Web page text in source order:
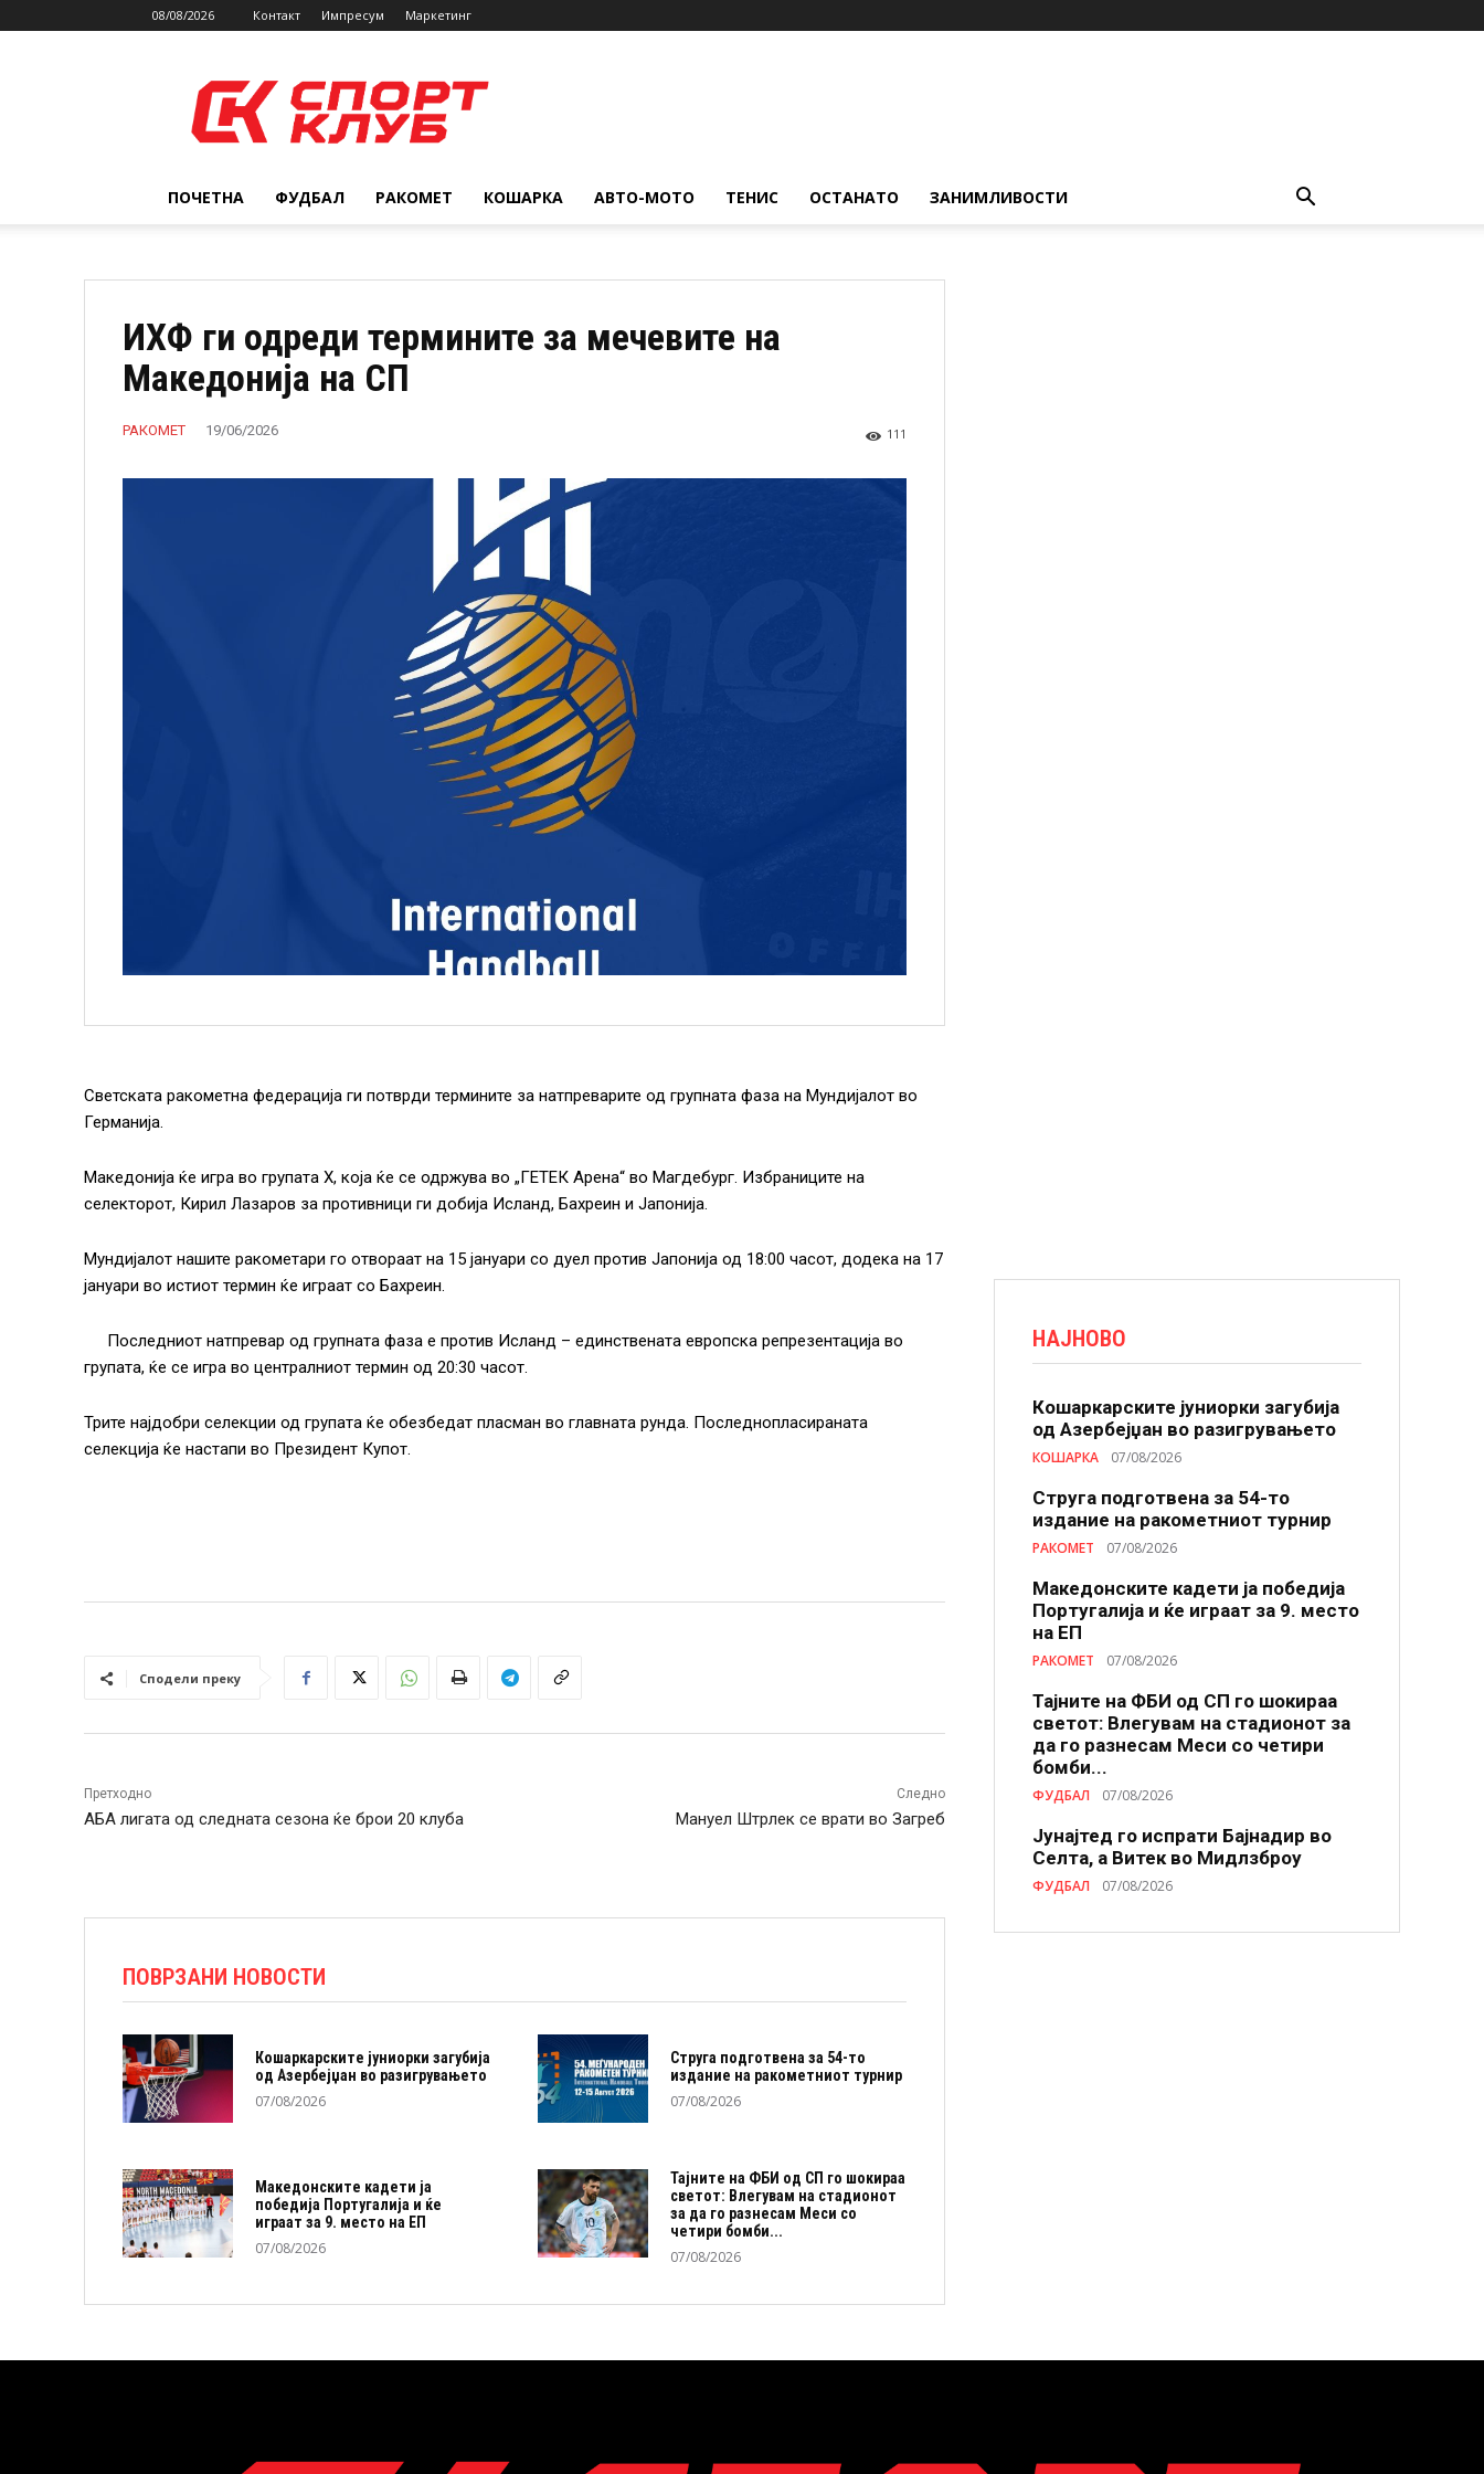
08/08/2026 Контакт Импресум Маркетинг
ПОЧЕТНА ФУДБАЛ РАКОМЕТ КОШАРКА АВТО-МОТО ТЕНИС ОСТАНАТО ЗАНИМЛИВОСТИ
ИХФ ги одреди термините за мечевите на
Македонија на СП
РАКОМЕТ 19/06/2026 111
Светската ракометна федерација ги потврди термините за натпреварите од групната фаза на Мундијалот во
Германија.
Македонија ќе игра во групата Х, која ќе се одржува во „ГЕТЕК Арена“ во Магдебург. Избраниците на
селекторот, Кирил Лазаров за противници ги добија Исланд, Бахреин и Јапонија.
Мундијалот нашите ракометари го отвораат на 15 јануари со дуел против Јапонија од 18:00 часот, додека на 17
јануари во истиот термин ќе играат со Бахреин.
Последниот натпревар од групната фаза е против Исланд – единствената европска репрезентација во
групата, ќе се игра во централниот термин од 20:30 часот.
Трите најдобри селекции од групата ќе обезбедат пласман во главната рунда. Последнопласираната
селекција ќе настапи во Президент Купот.
Сподели преку
Претходно
АБА лигата од следната сезона ќе брои 20 клуба
Следно
Мануел Штрлек се врати во Загреб
ПОВРЗАНИ НОВОСТИ
Кошаркарските јуниорки загубија
од Азербејџан во разигрувањето
07/08/2026
Струга подготвена за 54-то
издание на ракометниот турнир
07/08/2026
Македонските кадети ја
победија Португалија и ќе
играат за 9. место на ЕП
07/08/2026
Тајните на ФБИ од СП го шокираа
светот: Влегувам на стадионот
за да го разнесам Меси со
четири бомби...
07/08/2026
НАЈНОВО
Кошаркарските јуниорки загубија
од Азербејџан во разигрувањето
КОШАРКА 07/08/2026
Струга подготвена за 54-то
издание на ракометниот турнир
РАКОМЕТ 07/08/2026
Македонските кадети ја победија
Португалија и ќе играат за 9. место
на ЕП
РАКОМЕТ 07/08/2026
Тајните на ФБИ од СП го шокираа
светот: Влегувам на стадионот за
да го разнесам Меси со четири
бомби...
ФУДБАЛ 07/08/2026
Јунајтед го испрати Бајнадир во
Селта, а Витек во Мидлзброу
ФУДБАЛ 07/08/2026